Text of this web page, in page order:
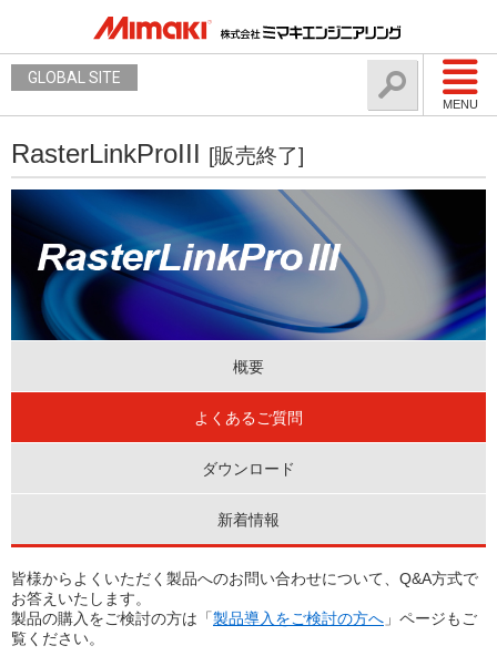
MENU
GLOBAL SITE
RasterLinkProIII [販売終了]
概要
よくあるご質問
ダウンロード
新着情報
皆様からよくいただく製品へのお問い合わせについて、Q&A方式で
お答えいたします。
製品の購入をご検討の方は「製品導入をご検討の方へ 」ページもご
覧ください。